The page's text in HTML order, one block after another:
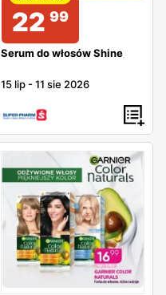
22 99
Serum do włosów Shine
15 lip -11 sie 2026